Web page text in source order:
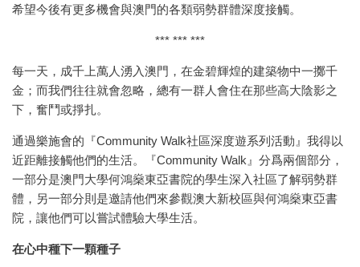
希望今後有更多機會與澳門的各類弱勢群體深度接觸。
*** *** ***
每一天，成千上萬人湧入澳門，在金碧輝煌的建築物中一擲千
金；而我們往往就會忽略，總有一群人會住在那些高大陰影之
下，奮鬥或掙扎。
通過樂施會的『Community Walk社區深度遊系列活動』我得以
近距離接觸他們的生活。『Community Walk』分爲兩個部分，
一部分是澳門大學何鴻燊東亞書院的學生深入社區了解弱勢群
體，另一部分則是邀請他們來參觀澳大新校區與何鴻燊東亞書
院，讓他們可以嘗試體驗大學生活。
在心中種下一顆種子